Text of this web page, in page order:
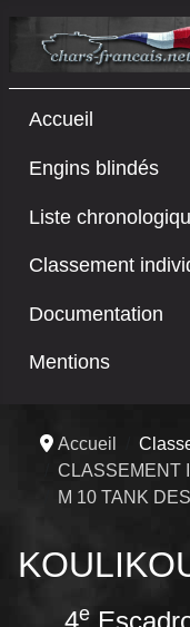
Accueil
Engins blindés
Liste
Classement
Documentation
Mentions
Accueil
CLASSEMENT
M 10 TANK
e